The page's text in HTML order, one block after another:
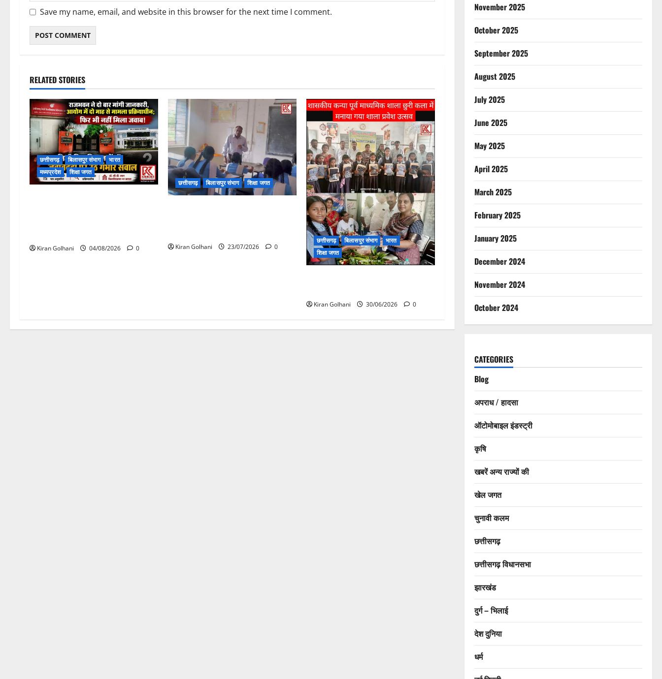
Save my name, email, and website in this browser for the next time I comment.
RELATED STORIES
छत्तीसगढ़ बिलासपुर संभाग
भारत
मध्यप्रदेश
शिक्षा जगत
Kiran Golhani 04/08/2026 0
छत्तीसगढ़ बिलासपुर संभाग शिक्षा जगत
Kiran Golhani 23/07/2026 0
छत्तीसगढ़ बिलासपुर संभाग
भारत
शिक्षा जगत
Kiran Golhani 30/06/2026 0
November 2025
October 2025
September 2025
August 2025
July 2025
June 2025
May 2025
April 2025
March 2025
February 2025
January 2025
December 2024
November 2024
October 2024
CATEGORIES
Blog
अपराध / हादसा
ऑटोमोबाइल इंडस्ट्री
कृषि
खबरें अन्य राज्यों की
खेल जगत
चुनावी कलम
छत्तीसगढ़
छत्तीसगढ़ विधानसभा
झारखंड
दुर्ग – भिलाई
देश दुनिया
धर्म